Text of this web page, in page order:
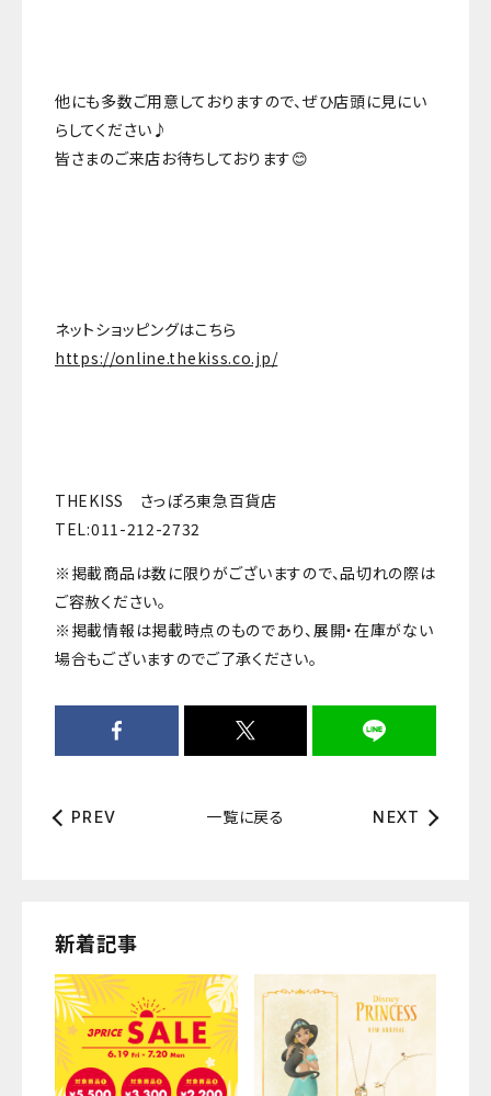
他にも多数ご用意しておりますので、ぜひ店頭に見にい
らしてください♪
皆さまのご来店お待ちしております😊
ネットショッピングはこちら
https://online.thekiss.co.jp/
THEKISS さっぽろ東急百貨店
TEL:011-212-2732
※掲載商品は数に限りがございますので、品切れの際は
ご容赦ください。
※掲載情報は掲載時点のものであり、展開・在庫がない
場合もございますのでご了承ください。
PREV 一覧に戻る NEXT
新着記事